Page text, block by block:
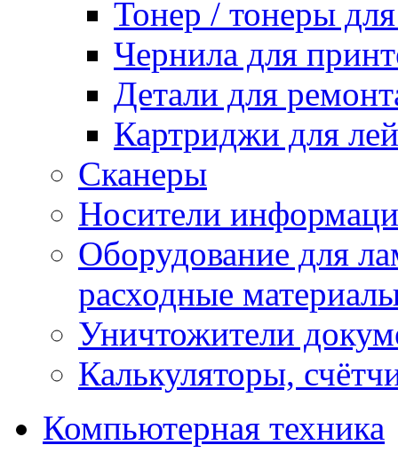
Тонер / тонеры
Чернила для
Детали для
Картриджи для
Сканеры
Носители
Оборудование для
расходные
Уничтожители
Калькуляторы,
Компьютерная техника